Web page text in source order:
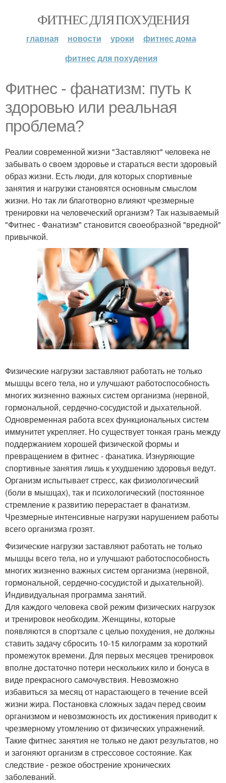
ФИТНЕС ДЛЯ ПОХУДЕНИЯ
главная новости уроки
фитнес дома
фитнес для похудения
Фитнес - фанатизм: путь к
здоровью или реальная
проблема?
Реалии современной жизни "Заставляют" человека не
забывать о своем здоровье и стараться вести здоровый
образ жизни. Есть люди, для которых спортивные
занятия и нагрузки становятся основным смыслом
жизни. Но так ли благотворно влияют чрезмерные
тренировки на человеческий организм? Так называемый
"Фитнес - Фанатизм" становится своеобразной "вредной"
привычкой.
Физические нагрузки заставляют работать не только
мышцы всего тела, но и улучшают работоспособность
многих жизненно важных систем организма (нервной,
гормональной, сердечно-сосудистой и дыхательной.
Одновременная работа всех функциональных систем
иммунитет укрепляет. Но существует тонкая грань между
поддержанием хорошей физической формы и
превращением в фитнес - фанатика. Изнуряющие
спортивные занятия лишь к ухудшению здоровья ведут.
Организм испытывает стресс, как физиологический
(боли в мышцах), так и психологический (постоянное
стремление к развитию перерастает в фанатизм.
Чрезмерные интенсивные нагрузки нарушением работы
всего организма грозят.
Физические нагрузки заставляют работать не только
мышцы всего тела, но и улучшают работоспособность
многих жизненно важных систем организма (нервной,
гормональной, сердечно-сосудистой и дыхательной).
Индивидуальная программа занятий.
Для каждого человека свой режим физических нагрузок
и тренировок необходим. Женщины, которые
появляются в спортзале с целью похудения, не должны
ставить задачу сбросить 10-15 килограмм за короткий
промежуток времени. Для первых месяцев тренировок
вполне достаточно потери нескольких кило и бонуса в
виде прекрасного самочувствия. Невозможно
избавиться за месяц от нарастающего в течение всей
жизни жира. Постановка сложных задач перед своим
организмом и невозможность их достижения приводит к
чрезмерному утомлению от физических упражнений.
Такие фитнес занятия не только не дают результатов, но
и загоняют организм в стрессовое состояние. Как
следствие - резкое обострение хронических
заболеваний.